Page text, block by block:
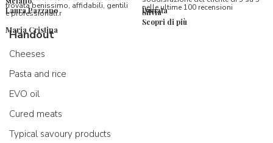
Laura Pazzano
trovata benissimo, affidabili, gentili
e professionali.r
Maria Cristina
Donata
Silvia
nelle ultime 100 recensioni
Scopri di più
Handout
Cheeses
Pasta and rice
EVO oil
Cured meats
Typical savoury products